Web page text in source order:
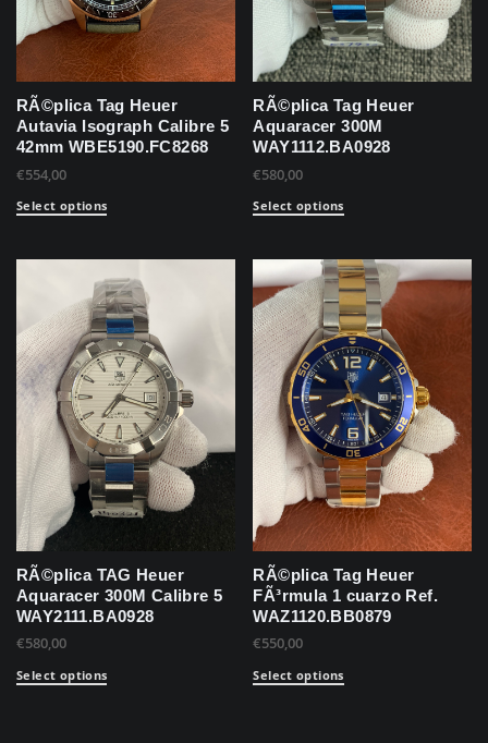
RÃ©plica Tag Heuer
Autavia Isograph Calibre 5
42mm WBE5190.FC8268
€554,00
Select options
RÃ©plica Tag Heuer
Aquaracer 300M
WAY1112.BA0928
€580,00
Select options
RÃ©plica TAG Heuer
Aquaracer 300M Calibre 5
WAY2111.BA0928
€580,00
Select options
RÃ©plica Tag Heuer
FÃ³rmula 1 cuarzo Ref.
WAZ1120.BB0879
€550,00
Select options